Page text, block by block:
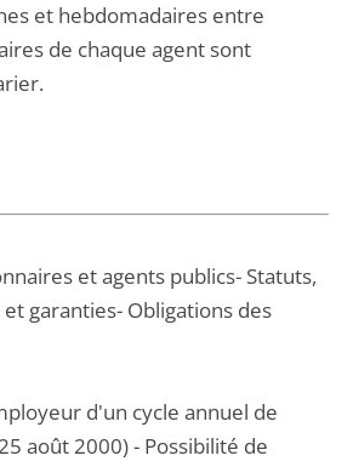
et hebdomadaires entre
de chaque agent sont
et agents publics- Statuts,
garanties- Obligations des
d'un cycle annuel de
août 2000) - Possibilité de